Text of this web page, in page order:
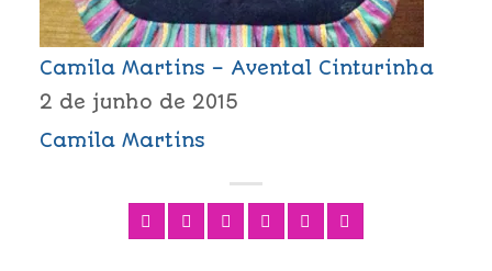
Camila Martins – Avental Cinturinha
2 de junho de 2015
Camila Martins